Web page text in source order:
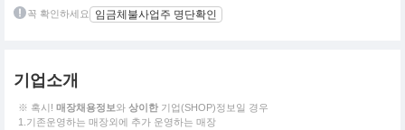
꼭 확인하세요 임금체불사업주 명단확인
기업소개
※ 혹시! 매장채용정보와 상이한 기업(SHOP)정보일 경우
1.기존운영하는 매장외에 추가 운영하는 매장